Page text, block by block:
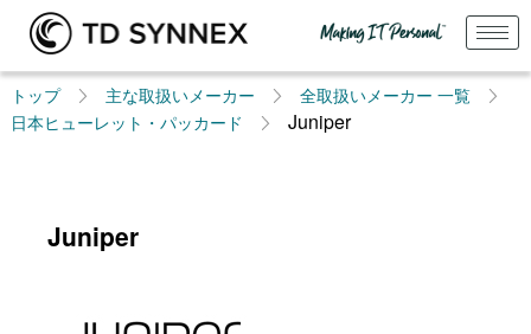
トップ 主な取扱いメーカー
全取扱いメーカー 一覧​
日本ヒューレット・パッカード
Juniper
Juniper